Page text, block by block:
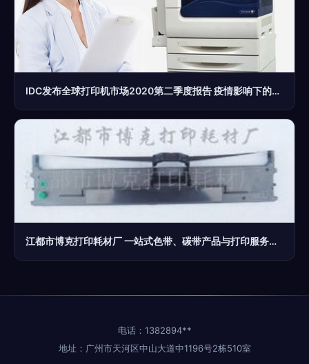
IDC发布全球打印机市场2020第二季度报告 疫情影响下的重塑与打印服务机遇
江都市博克打印耗材厂 一站式色带、碳带产品与打印服务解决方案
电话：1382894**
地址：广州市天河区中山大道中1196号2栋510室